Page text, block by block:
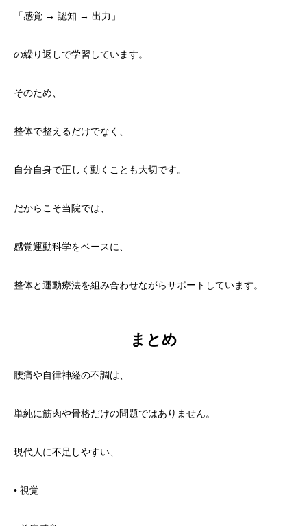
「感覚 → 認知 → 出力」
の繰り返しで学習しています。
そのため、
整体で整えるだけでなく、
自分自身で正しく動くことも大切です。
だからこそ当院では、
感覚運動科学をベースに、
整体と運動療法を組み合わせながらサポートしています。
まとめ
腰痛や自律神経の不調は、
単純に筋肉や骨格だけの問題ではありません。
現代人に不足しやすい、
• 視覚